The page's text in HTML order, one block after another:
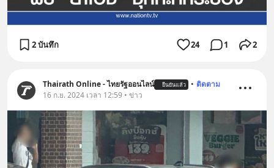
2 บันทึก 24 1 2
Thairath Online - ไทยรัฐออนไลน์ ยืนยันแล้ว • ติดตาม
16 ก.ย. 2024 เวลา 12:59 • ข่าว